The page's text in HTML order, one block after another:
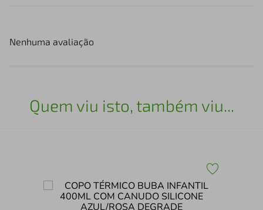
Nenhuma avaliação
Quem viu isto, também viu...